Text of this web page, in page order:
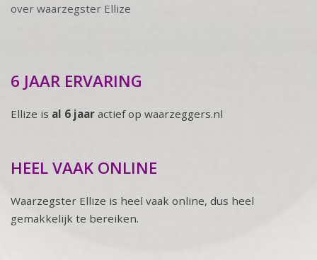
over waarzegster Ellize
6 JAAR ERVARING
Ellize is al 6 jaar actief op waarzeggers.nl
HEEL VAAK ONLINE
Waarzegster Ellize is heel vaak online, dus heel
gemakkelijk te bereiken.